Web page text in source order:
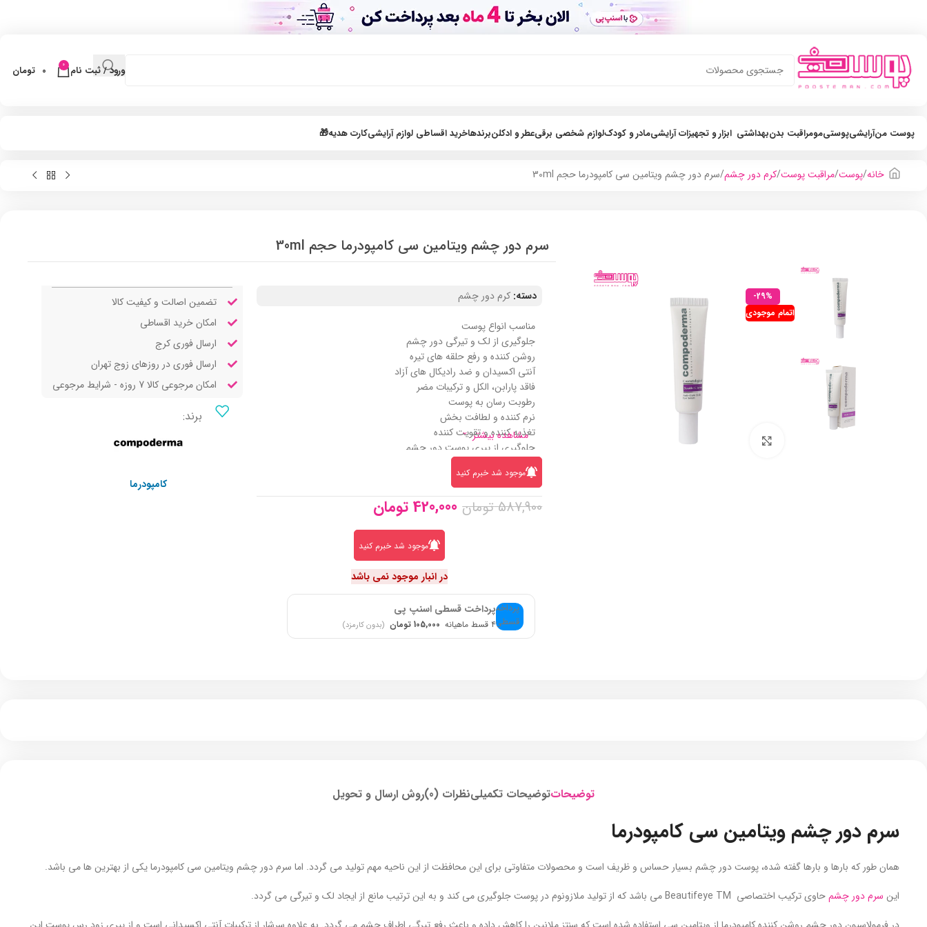
ورود / ثبت نام 0
0 تومان
پوست منآرایشیپوستیمومراقبت بدنبهداشتی ابزار و تجهیزات آرایشیمادر و کودکلوازم شخصی برقیعطر و ادکلنبرندهاخرید اقساطی لوازم آرایشیکارت هدیه🎁
خانه پوست مراقبت پوست کرم دور چشم سرم دور چشم ویتامین سی کامپودرما حجم 30ml
-29%
اتمام موجودی
بزرگنمایی تصویر
سرم دور چشم ویتامین سی کامپودرما حجم 30ml
دسته: کرم دور چشم
مناسب انواع پوست
جلوگیری از لک و تیرگی دور چشم
روشن کننده و رفع حلقه های تیره
آنتی اکسیدان و ضد رادیکال های آزاد
فاقد پارابن، الکل و ترکیبات مضر
رطوبت رسان به پوست
نرم کننده و لطافت بخش
تغذیه کننده و تقویت کننده
جلوگیری از پیری پوست دور چشم
حاوی ویتامین سی، پروتئین ابریشم و گلیسیرین
مشاهده بیشتر
موجود شد خبرم کنید
587,900 تومان 420,000 تومان
موجود شد خبرم کنید
در انبار موجود نمی باشد
پرداخت قسطی اسنپ پی
۴ قسط ماهیانه 105,000 تومان (بدون کارمزد)
تضمین اصالت و کیفیت کالا
امکان خرید اقساطی
ارسال فوری کرج
ارسال فوری در روزهای زوج تهران
امکان مرجوعی کالا 7 روزه - شرایط مرجوعی
برند:
کامپودرما
توضیحاتتوضیحات تکمیلینظرات (0) روش ارسال و تحویل
سرم دور چشم ویتامین سی کامپودرما
همان طور که بارها و بارها گفته شده، پوست دور چشم بسیار حساس و ظریف است و محصولات متفاوتی برای این محافظت از این ناحیه مهم تولید می گردد. اما سرم دور چشم ویتامین سی کامپودرما یکی از بهترین ها می باشد.
این سرم دور چشمحاوی ترکیب اختصاصی Beautifeye TM می باشد که از تولید ملازونوم در پوست جلوگیری می کند و به این ترتیب مانع از ایجاد لک و تیرگی می گردد.